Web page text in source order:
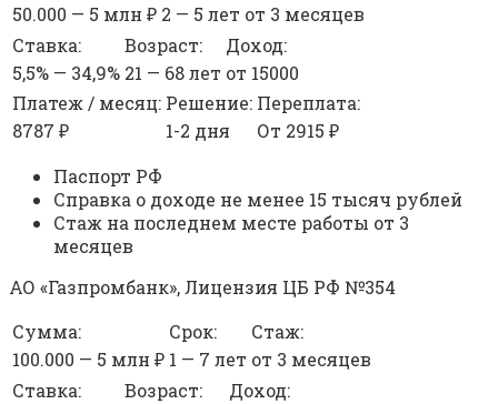
50.000 — 5 млн ₽ 2 — 5 лет от 3 месяцев
Ставка:
Возраст:
Доход:
5,5% — 34,9% 21 — 68 лет от 15000
Платеж / месяц: Решение: Переплата:
8787 ₽
1-2 дня
От 2915 ₽
Паспорт РФ
Справка о доходе не менее 15 тысяч рублей
Стаж на последнем месте работы от 3
месяцев
АО «Газпромбанк», Лицензия ЦБ РФ №354
Сумма:
Срок:
Стаж:
100.000 — 5 млн ₽ 1 — 7 лет от 3 месяцев
Ставка:
Возраст:
Доход: